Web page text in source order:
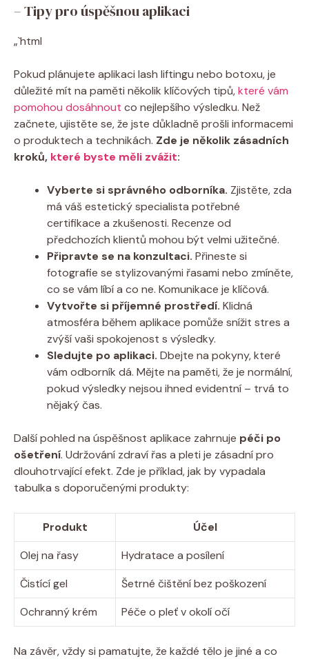
– Tipy pro úspěšnou aplikaci
„`html
Pokud plánujete aplikaci lash liftingu nebo botoxu, je
důležité mít na paměti několik klíčových tipů,které vám
pomohou dosáhnout co nejlepšího výsledku. Než
začnete, ujistěte se, že jste důkladně prošli informacemi
o produktech a technikách. Zde je několik zásadních
kroků, které byste měli zvážit:
Vyberte si správného odborníka. Zjistěte, zda
má váš estetický specialista potřebné
certifikace a zkušenosti. Recenze od
předchozích klientů mohou být velmi užitečné.
Připravte se na konzultaci. Přineste si
fotografie se stylizovanými řasami nebo zmíněte,
co se vám líbí a co ne. Komunikace je klíčová.
Vytvořte si příjemné prostředí. Klidná
atmosféra během aplikace pomůže snížit stres a
zvýší vaši spokojenost s výsledky.
Sledujte po aplikaci. Dbejte na pokyny, které
vám odborník dá. Mějte na paměti, že je normální,
pokud výsledky nejsou ihned evidentní – trvá to
nějaký čas.
Další pohled na úspěšnost aplikace zahrnuje péči po
ošetření. Udržování zdraví řas a pleti je zásadní pro
dlouhotrvající efekt. Zde je příklad, jak by vypadala
tabulka s doporučenými produkty:
Produkt
Účel
Olej na řasy
Hydratace a posílení
Čistící gel
Šetrné čištění bez poškození
Ochranný krém
Péče o pleť v okolí očí
Na závěr, vždy si pamatujte, že každé tělo je jiné a co